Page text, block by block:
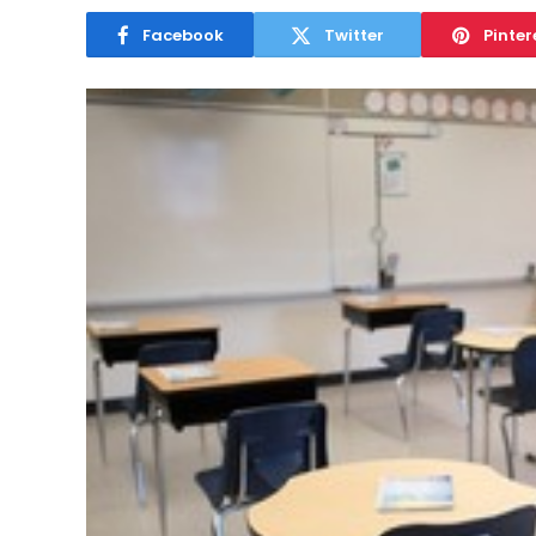
Facebook Twitter